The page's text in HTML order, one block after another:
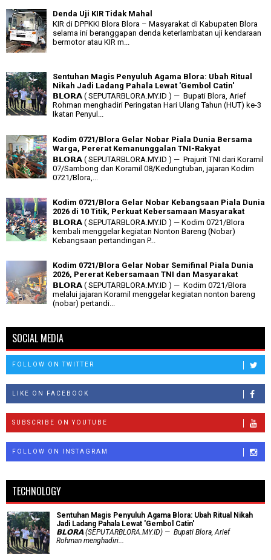
Denda Uji KIR Tidak Mahal
KIR di DPPKKI Blora Blora – Masyarakat di Kabupaten Blora
selama ini beranggapan denda keterlambatan uji kendaraan
bermotor atau KIR m...
Sentuhan Magis Penyuluh Agama Blora: Ubah Ritual
Nikah Jadi Ladang Pahala Lewat 'Gembol Catin'
𝗕𝗟𝗢𝗥𝗔 ( SEPUTARBLORA.MY.ID ) — Bupati Blora, Arief
Rohman menghadiri Peringatan Hari Ulang Tahun (HUT) ke-3
Ikatan Penyul...
Kodim 0721/Blora Gelar Nobar Piala Dunia Bersama
Warga, Pererat Kemanunggalan TNI-Rakyat
𝗕𝗟𝗢𝗥𝗔 ( SEPUTARBLORA.MY.ID ) — Prajurit TNI dari Koramil
07/Sambong dan Koramil 08/Kedungtuban, jajaran Kodim
0721/Blora,...
Kodim 0721/Blora Gelar Nobar Kebangsaan Piala Dunia
2026 di 10 Titik, Perkuat Kebersamaan Masyarakat
𝗕𝗟𝗢𝗥𝗔 ( SEPUTARBLORA.MY.ID ) — Kodim 0721/Blora
kembali menggelar kegiatan Nonton Bareng (Nobar)
Kebangsaan pertandingan P...
Kodim 0721/Blora Gelar Nobar Semifinal Piala Dunia
2026, Pererat Kebersamaan TNI dan Masyarakat
𝗕𝗟𝗢𝗥𝗔 ( SEPUTARBLORA.MY.ID ) — Kodim 0721/Blora
melalui jajaran Koramil menggelar kegiatan nonton bareng
(nobar) pertandi...
SOCIAL MEDIA
FOLLOW ON TWITTER
LIKE ON FACEBOOK
SUBSCRIBE ON YOUTUBE
FOLLOW ON INSTAGRAM
TECHNOLOGY
Sentuhan Magis Penyuluh Agama Blora: Ubah Ritual Nikah
Jadi Ladang Pahala Lewat 'Gembol Catin'
𝗕𝗟𝗢𝗥𝗔 (SEPUTARBLORA.MY.ID) — Bupati Blora, Arief
Rohman menghadiri...